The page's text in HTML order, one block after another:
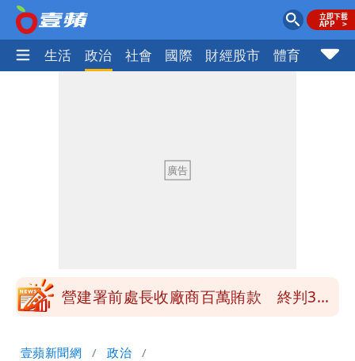
尚 生活 政治 社會 國際 財經股市 體育 壹蘋
慈濟買BNT遭詐10億元 蔡英文：政府
團有機會詐騙慈濟的就是民進黨
營建署前處長收廠商百萬賄款 終判3年
壹蘋新聞網 政治